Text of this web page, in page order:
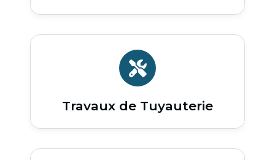
Travaux de Tuyauterie